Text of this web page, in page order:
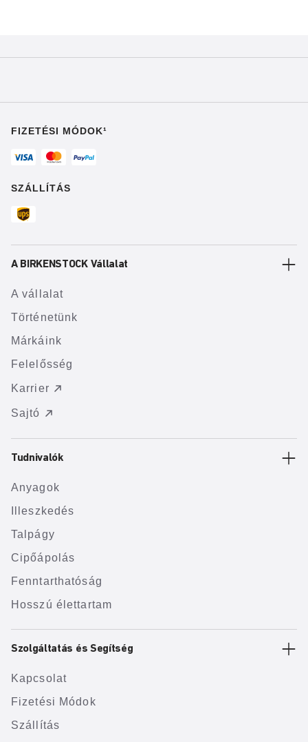
FIZETÉSI MÓDOK¹
SZÁLLÍTÁS
A BIRKENSTOCK Vállalat
A vállalat
Történetünk
Márkáink
Felelősség
Karrier
Sajtó
Tudnivalók
Anyagok
Illeszkedés
Talpágy
Cipőápolás
Fenntarthatóság
Hosszú élettartam
Szolgáltatás és Segítség
Kapcsolat
Fizetési Módok
Szállítás